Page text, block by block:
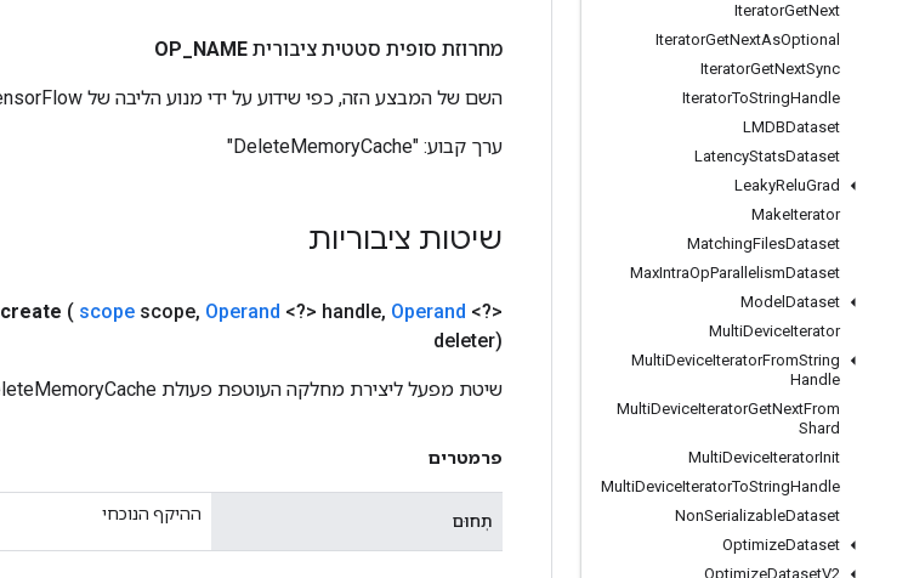
IteratorGetNext
IteratorGetNextAsOptional
IteratorGetNextSync
IteratorToStringHandle
LMDBDataset
LatencyStatsDataset
LeakyReluGrad
MakeIterator
MatchingFilesDataset
MaxIntraOpParallelismDataset
Model Dataset
MultiDeviceIterator
MultiDeviceIteratorFromString
Handle
MultiDeviceIteratorGetNextFrom
Shard
MultiDeviceIteratorInit
MultiDeviceIteratorToStringHandle
NonSerializableDataset
OptimizeDataset
OptimizeDatasetV2
מחרוזת סופית סטטית ציבורית OP NAME
השם של המבצע הזה, כפי שידוע על ידי מנוע הליבה של TensorFlow
ערך קבוע: "DeleteMemoryCache"
שיטות ציבוריות
create ( scope scope, Operand <?> handle, Operand <?>
deleter)
שיטת מפעל ליצירת מחלקה העוטפת פעולת DeleteMemoryCache חדשה.
פרמטרים
תְחוּם ההיקף הנוכחי